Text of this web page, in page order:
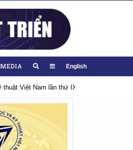
MEDIA English
Hướng tới Đại hội lần thứ XIV của